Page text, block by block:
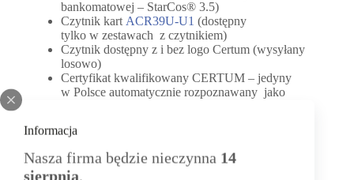
Informacja
Nasza firma będzie nieczynna 14
sierpnia.
bankomatowej – StarCos® 3.5)
Czytnik kart ACR39U-U1 (dostępny
tylko w zestawach z czytnikiem)
Czytnik dostępny z i bez logo Certum (wysyłany
losowo)
Certyfikat kwalifikowany CERTUM – jedyny
w Polsce automatycznie rozpoznawany jako
(5000 sztuk/miesiąc)